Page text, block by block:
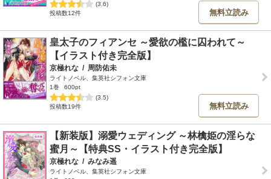
(3.6)
投稿数12件
無料立読み
皇太子のフィアンセ ～愛欲の檻に囚われて～
【イラスト付き完全版】
京極れな / 周防佑未
ライトノベル、集英社シフォン文庫
1巻
600pt
(3.5)
投稿数19件
無料立読み
【新装版】溺愛ウェディング ～林檎姫の淫らな
蜜月～【特典SS・イラスト付き完全版】
京極れな / みなみ遥
ライトノベル、集英社シフォン文庫